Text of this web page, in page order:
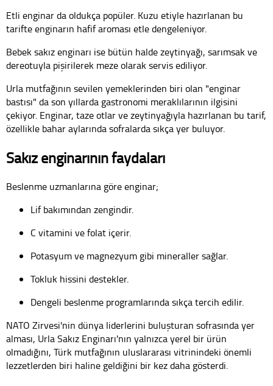
Etli enginar da oldukça popüler. Kuzu etiyle hazırlanan bu
tarifte enginarın hafif aroması etle dengeleniyor.
Bebek sakız enginarı ise bütün halde zeytinyağı, sarımsak ve
dereotuyla pişirilerek meze olarak servis ediliyor.
Urla mutfağının sevilen yemeklerinden biri olan "enginar
bastısı" da son yıllarda gastronomi meraklılarının ilgisini
çekiyor. Enginar, taze otlar ve zeytinyağıyla hazırlanan bu tarif,
özellikle bahar aylarında sofralarda sıkça yer buluyor.
Sakız enginarının faydaları
Beslenme uzmanlarına göre enginar;
Lif bakımından zengindir.
C vitamini ve folat içerir.
Potasyum ve magnezyum gibi mineraller sağlar.
Tokluk hissini destekler.
Dengeli beslenme programlarında sıkça tercih edilir.
NATO Zirvesi'nin dünya liderlerini buluşturan sofrasında yer
alması, Urla Sakız Enginarı'nın yalnızca yerel bir ürün
olmadığını, Türk mutfağının uluslararası vitrinindeki önemli
lezzetlerden biri haline geldiğini bir kez daha gösterdi.